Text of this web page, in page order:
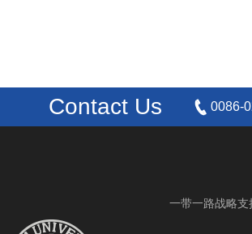
Contact Us 0086-
一带一路战略支